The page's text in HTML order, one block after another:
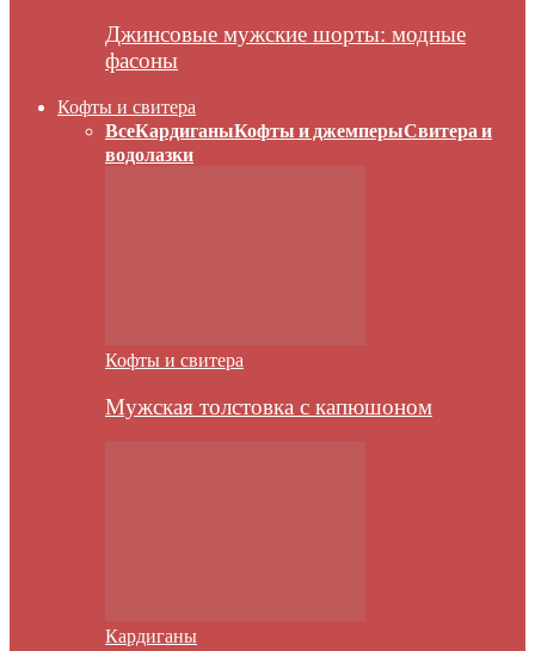
Джинсовые мужские шорты: модные
фасоны
Кофты и свитера
ВсеКардиганыКофты и джемперыСвитера и
водолазки
Кофты и свитера
Мужская толстовка с капюшоном
Кардиганы